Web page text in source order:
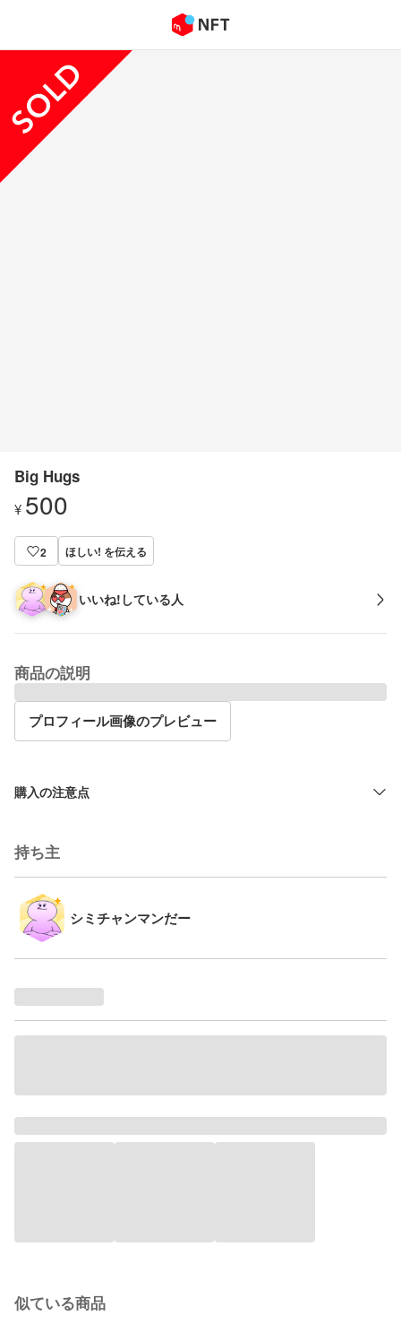
Big Hugs
¥ 500
2 ほしい! を伝える
いいね!している人
商品の説明
プロフィール画像のプレビュー
購入の注意点
持ち主
シミチャンマンだー
似ている商品